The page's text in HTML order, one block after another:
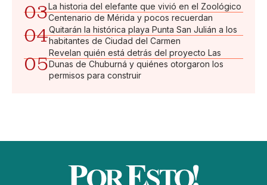
03La historia del elefante que vivió en el Zoológico
Centenario de Mérida y pocos recuerdan
04Quitarán la histórica playa Punta San Julián a los
habitantes de Ciudad del Carmen
05
Revelan quién está detrás del proyecto Las
Dunas de Chuburná y quiénes otorgaron los
permisos para construir